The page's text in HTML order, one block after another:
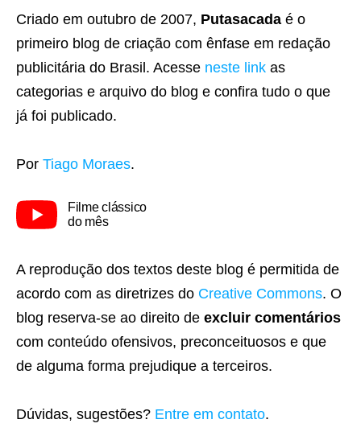
Criado em outubro de 2007, Putasacada é o
primeiro blog de criação com ênfase em redação
publicitária do Brasil. Acesse neste link as
categorias e arquivo do blog e confira tudo o que
já foi publicado.
Por Tiago Moraes.
Filme clássico
do mês
A reprodução dos textos deste blog é permitida de
acordo com as diretrizes do Creative Commons. O
blog reserva-se ao direito de excluir comentários
com conteúdo ofensivos, preconceituosos e que
de alguma forma prejudique a terceiros.
Dúvidas, sugestões? Entre em contato.